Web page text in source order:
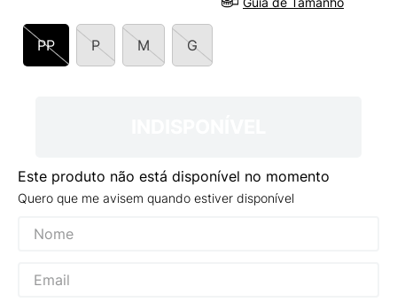
PP P M G
Este produto não está disponível no momento
Quero que me avisem quando estiver disponível
10º NEW 530